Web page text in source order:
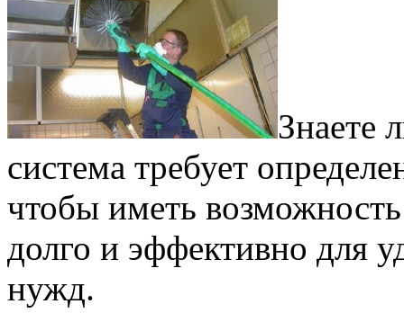
Знаете
система требует
чтобы иметь
долго и эффективно для
нужд.